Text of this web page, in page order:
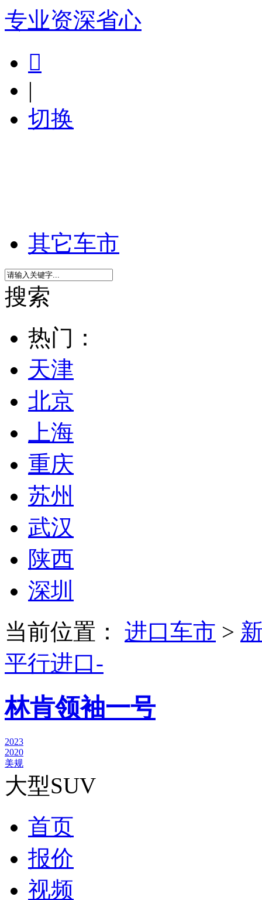
专业资深省心

|
切换
其它车市
搜索
热门：
天津
北京
上海
重庆
苏州
武汉
陕西
深圳
当前位置：
进口车市 >
平行进口-
林肯领袖一号
2023
2020
美规
大型SUV
首页
报价
视频